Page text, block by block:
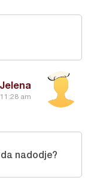
Jelena
am
nadodje?